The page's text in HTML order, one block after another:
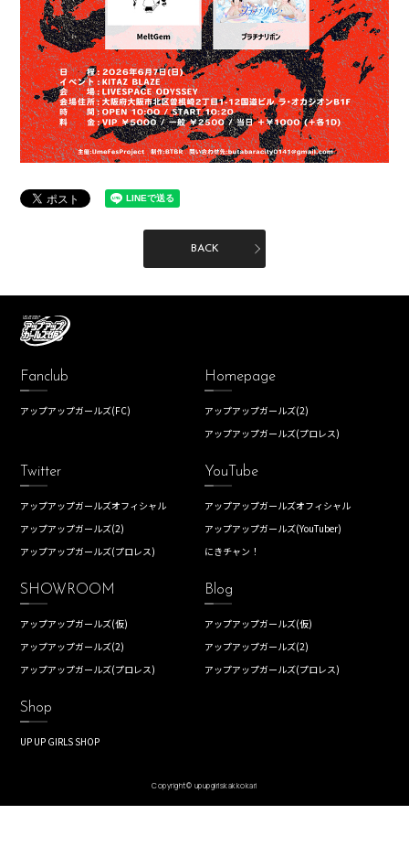
BACK
Fanclub
アップアップガールズ(FC)
Homepage
アップアップガールズ(2)
アップアップガールズ(プロレス)
Twitter
アップアップガールズオフィシャル
アップアップガールズ(2)
アップアップガールズ(プロレス)
YouTube
アップアップガールズオフィシャル
アップアップガールズ(YouTuber)
にきチャン！
SHOWROOM
アップアップガールズ(仮)
アップアップガールズ(2)
アップアップガールズ(プロレス)
Blog
アップアップガールズ(仮)
アップアップガールズ(2)
アップアップガールズ(プロレス)
Shop
UP UP GIRLS SHOP
Copyright© upupgirlskakkokari